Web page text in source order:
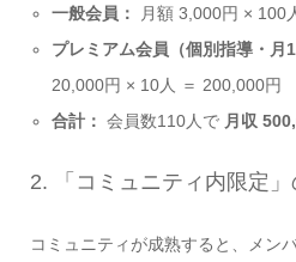
一般会員：
月額 3,000円 × 100
プレミアム会員（個別指導・月
20,000円 × 10人 ＝ 200,000円
合計： 会員数110人で 月収
2. 「コミュニティ内限定
コミュニティが成熟すると、メン